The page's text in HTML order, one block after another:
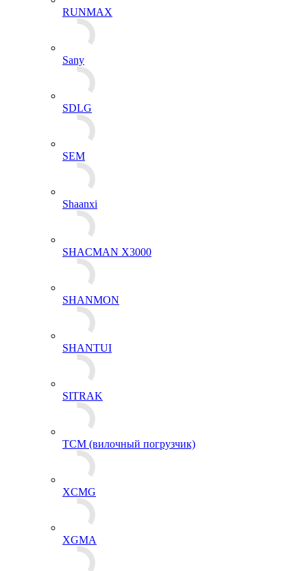
RUNMAX
Sany
SDLG
SEM
Shaanxi
SHACMAN X3000
SHANMON
SHANTUI
SITRAK
TCM (вилочный погрузчик)
XCMG
XGMA